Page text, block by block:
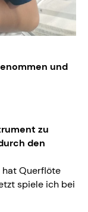
und
zu
den
hat Querflöte
spiele ich bei